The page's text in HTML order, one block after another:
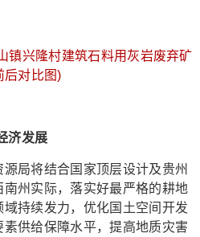
镇兴隆村建筑石料用灰岩废弃矿
后对比图)
济发展
局将结合国家顶层设计及贵州
州实际，落实好最严格的耕地
持续发力，优化国土空间开发
供给保障水平，提高地质灾害